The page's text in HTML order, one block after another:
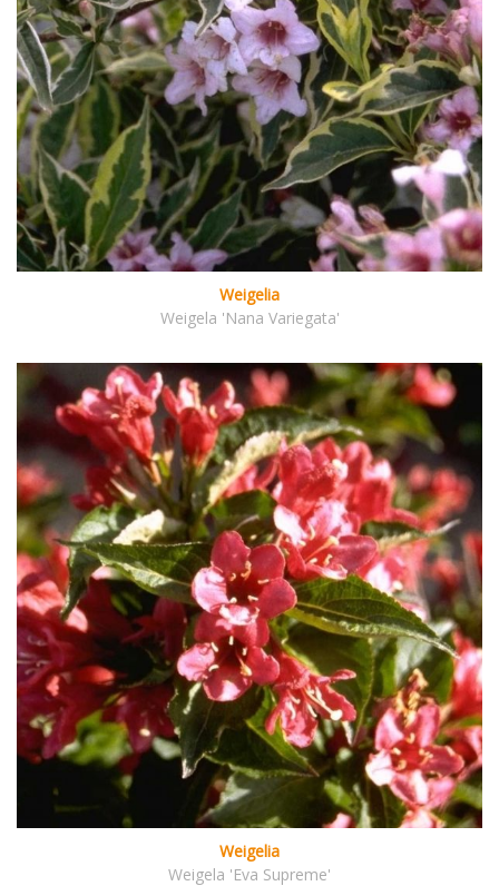
Weigelia
Weigela 'Nana Variegata'
Weigelia
Weigela 'Eva Supreme'